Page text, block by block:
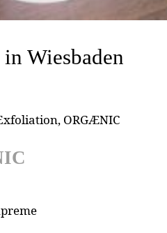
in Wiesbaden
ORGÆNIC